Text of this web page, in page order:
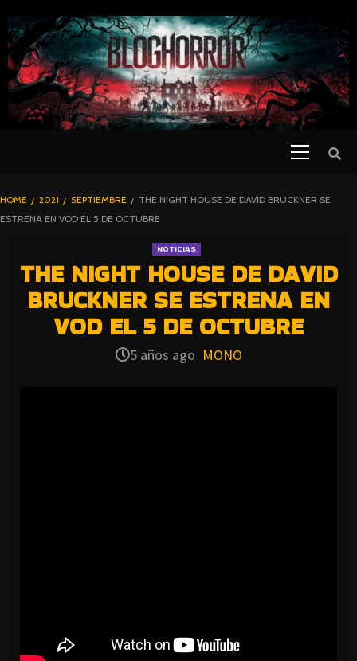
TO
CONTENT
BLOGHORROR
⋆
HOME 2021 SEPTIEMBRE
THE NIGHT HOUSE DE DAVID BRUCKNER SE
ESTRENA EN VOD EL 5 DE OCTUBRE
NOTICIAS
THE NIGHT HOUSE DE DAVID
BRUCKNER SE ESTRENA EN
VOD EL 5 DE OCTUBRE
5 años ago MONO